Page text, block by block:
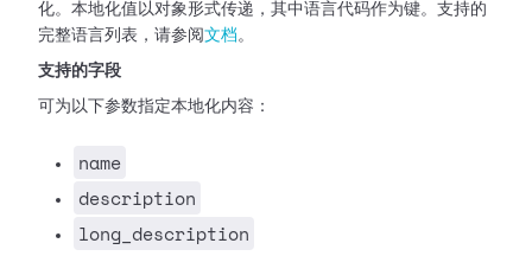
化。本地化值以对象形式传递，其中语言代码作为键。支持的
完整语言列表，请参阅 文档。
支持的字段
可为以下参数指定本地化内容：
name
description
long_description